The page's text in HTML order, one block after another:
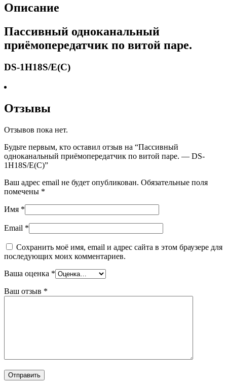
Описание
Пассивный одноканальный
приёмопередатчик по витой паре.
DS-1H18S/E(C)
Отзывы
Отзывов пока нет.
Будьте первым, кто оставил отзыв на “Пассивный
одноканальный приёмопередатчик по витой паре. — DS-
1H18S/E(C)”
Ваш адрес email не будет опубликован. Обязательные поля
помечены *
Имя *
Email *
Сохранить моё имя, email и адрес сайта в этом браузере для
последующих моих комментариев.
Ваша оценка *
Ваш отзыв *